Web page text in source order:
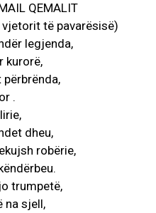
QEMALIT
të pavarësisë)
legjenda,
kurorë,
përbrënda,
.
dheu,
robërie,
trumpetë,
na sjell,